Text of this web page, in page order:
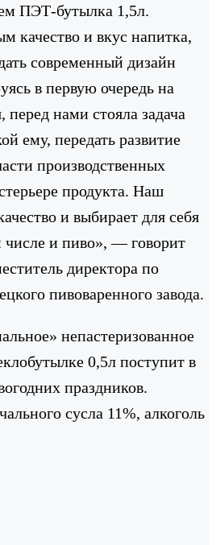
ПЭТ-бутылка 1,5л.
качество и вкус напитка,
современный дизайн
в первую очередь на
перед нами стояла задача
ему, передать развитие
производственных
продукта. Наш
и выбирает для себя
числе и пиво», — говорит
директора по
пивоваренного завода.
непастеризованное
0,5л поступит в
праздников.
сусла 11%, алкоголь